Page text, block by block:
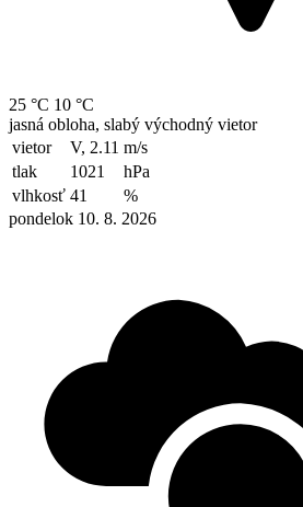
25 °C 10 °C
jasná obloha, slabý východný vietor
vietor
V, 2.11 m/s
tlak
1021
hPa
vlhkosť 41
%
pondelok 10. 8. 2026